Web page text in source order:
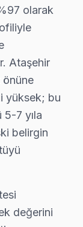
teknolojisi,
₺5,000 -
Bild 7 ve
sesin
sanayi
- ₺5,500
Art 55 ve 65
veya ara ara
₺2,500 -
Connect
olarak
Ataşehir
önüne
yüksek; bu
5-7 yıla
belirgin
değerini